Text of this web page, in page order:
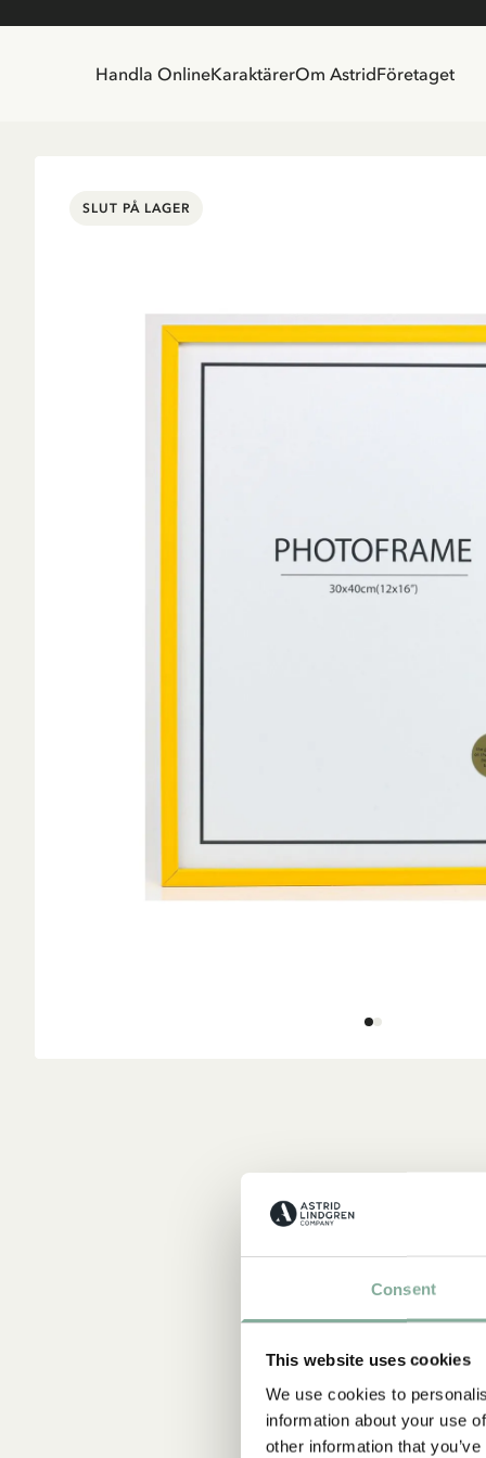
Consent
This website uses cookies
We use cookies to
information about your use
other information that
Handla OnlineKaraktärerOm AstridFöretaget
SLUT PÅ LAGER